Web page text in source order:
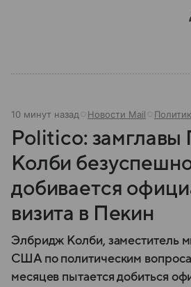
10 минут назад Новости Mail
Politico: замглавы
Колби
добивается
визита в Пекин
Элбридж Колби, заместитель
США по политическим
месяцев пытается добиться